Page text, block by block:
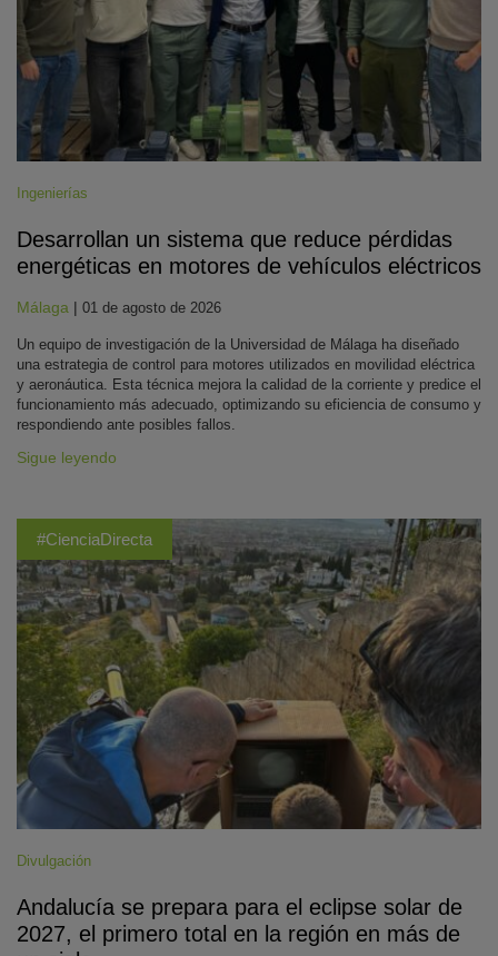
Ingenierías
Desarrollan un sistema que reduce pérdidas
energéticas en motores de vehículos eléctricos
Málaga | 01 de agosto de 2026
Un equipo de investigación de la Universidad de Málaga ha diseñado
una estrategia de control para motores utilizados en movilidad eléctrica
y aeronáutica. Esta técnica mejora la calidad de la corriente y predice el
funcionamiento más adecuado, optimizando su eficiencia de consumo y
respondiendo ante posibles fallos.
Sigue leyendo
#CienciaDirecta
Divulgación
Andalucía se prepara para el eclipse solar de
2027, el primero total en la región en más de